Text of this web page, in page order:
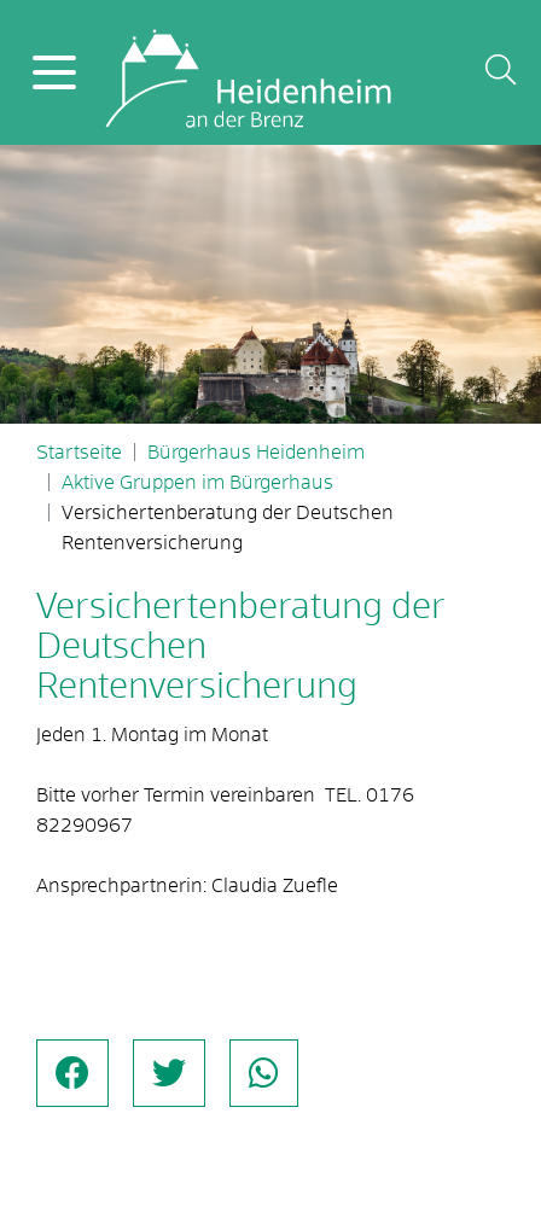
Startseite
Bürgerhaus Heidenheim
Aktive Gruppen im Bürgerhaus
Versichertenberatung der Deutschen
Rentenversicherung
Versichertenberatung der
Deutschen
Rentenversicherung
Jeden 1. Montag im Monat
Bitte vorher Termin vereinbaren TEL. 0176
82290967
Ansprechpartnerin: Claudia Zuefle